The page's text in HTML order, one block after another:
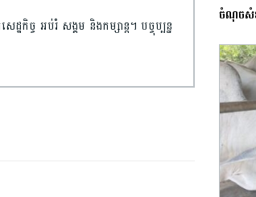
ដ្ឋកិច្ច អប់រំ សង្គម និងកម្សាន្ត។ បច្ចុប្បន្ន
ចំណុចសំខ